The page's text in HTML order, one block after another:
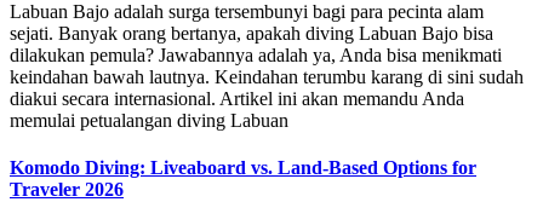
Labuan Bajo adalah surga tersembunyi bagi para pecinta alam
sejati. Banyak orang bertanya, apakah diving Labuan Bajo bisa
dilakukan pemula? Jawabannya adalah ya, Anda bisa menikmati
keindahan bawah lautnya. Keindahan terumbu karang di sini sudah
diakui secara internasional. Artikel ini akan memandu Anda
memulai petualangan diving Labuan
Komodo Diving: Liveaboard vs. Land-Based Options for
Traveler 2026